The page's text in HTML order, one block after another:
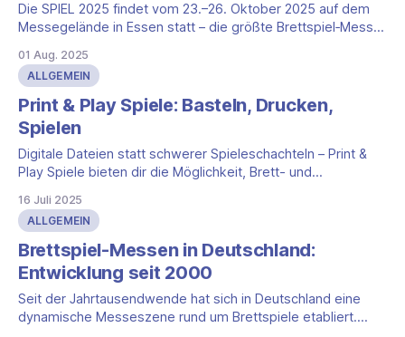
Die SPIEL 2025 findet vom 23.–26. Oktober 2025 auf dem
Messegelände in Essen statt – die größte Brettspiel‑Messe
Erweiterungen und Klassiker; Verlage aus dem In‑ und
Ausland bringen Demorunden, Aktionen und
Verkaufsexemplare mit. In diesem Jahr wächst die
01 Aug. 2025
ALLGEMEIN
Print & Play Spiele: Basteln, Drucken,
Spielen
Digitale Dateien statt schwerer Spieleschachteln – Print &
Play Spiele bieten dir die Möglichkeit, Brett- und
einfache Würfelspiele, komplexe Deckbuilder oder Mini-
Erweiterungen: Das P&P-Prinzip spart Kosten, bringt
kreative Freiheit – und macht dich zum Produzenten deines
eigenen Spiels. Gerade in den
16 Juli 2025
ALLGEMEIN
Brettspiel-Messen in Deutschland:
Entwicklung seit 2000
Seit der Jahrtausendwende hat sich in Deutschland eine
dynamische Messeszene rund um Brettspiele etabliert.